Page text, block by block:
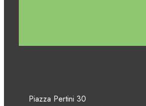
Piazza Pertini 30